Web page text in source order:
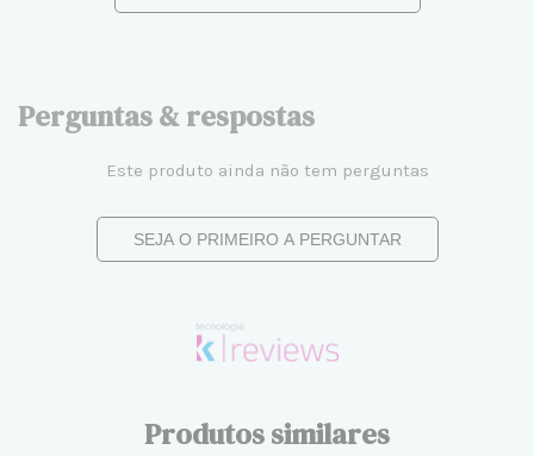
Perguntas & respostas
Este produto ainda não tem perguntas
SEJA O PRIMEIRO A PERGUNTAR
Produtos similares